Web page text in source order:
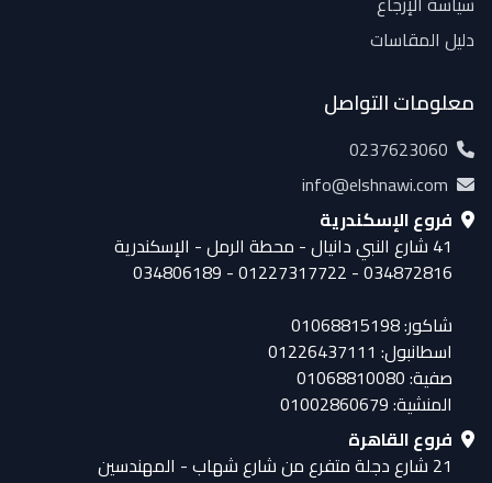
دليل المقاسات
معلومات التواصل
0237623060
info@elshnawi.com
فروع الإسكندرية
41 شارع النبي دانيال - محطة الرمل - الإسكندرية
034872816 - 01227317722 - 034806189
شاكور: 01068815198
اسطانبول: 01226437111
صفية: 01068810080
المنشية: 01002860679
فروع القاهرة
21 شارع دجلة متفرع من شارع شهاب - المهندسين